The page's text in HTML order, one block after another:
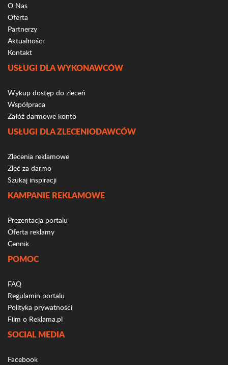
O Nas
Oferta
Partnerzy
Aktualności
Kontakt
USŁUGI DLA WYKONAWCÓW
Wykup dostęp do zleceń
Współpraca
Załóż darmowe konto
USŁUGI DLA ZLECENIODAWCÓW
Zlecenia reklamowe
Zleć za darmo
Szukaj inspiracji
KAMPANIE REKLAMOWE
Prezentacja portalu
Oferta reklamy
Cennik
POMOC
FAQ
Regulamin portalu
Polityka prywatności
Film o Reklama.pl
SOCIAL MEDIA
Facebook